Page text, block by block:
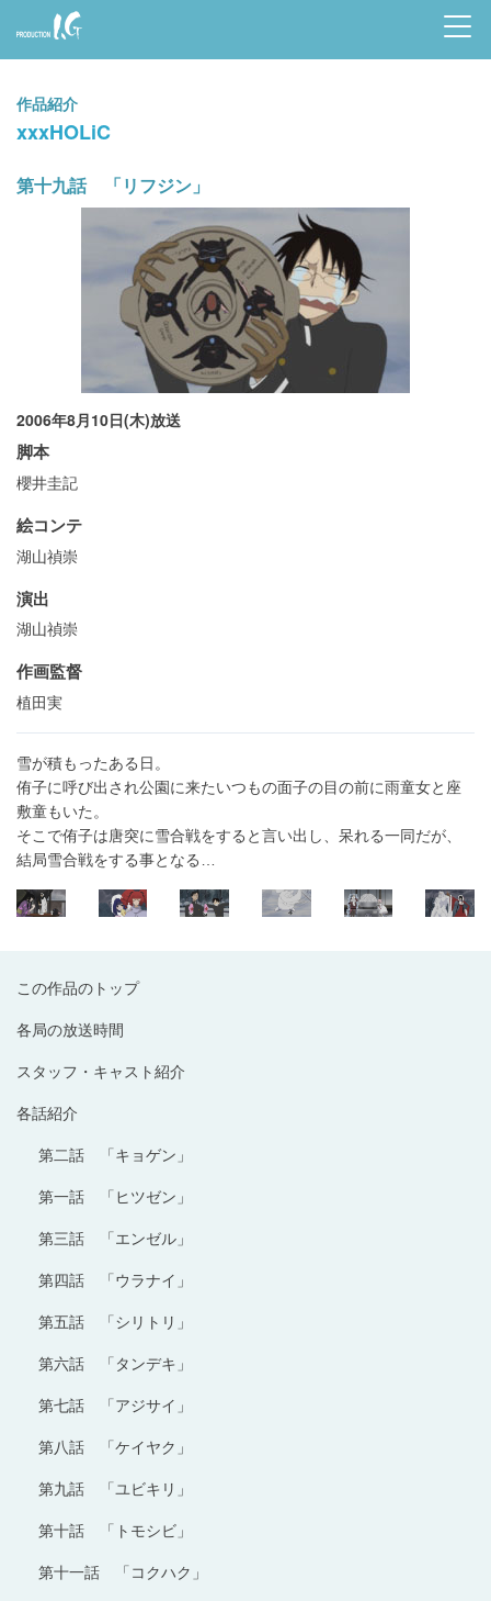
Prod
uctio
n I.G
作品紹介
xxxHOLiC
この作品のトップ
各局の放送時間
スタッフ・キャスト紹介
各話紹介
第二話 「キョゲン」
第一話 「ヒツゼン」
第三話 「エンゼル」
第四話 「ウラナイ」
第五話 「シリトリ」
第六話 「タンデキ」
第七話 「アジサイ」
第八話 「ケイヤク」
第九話 「ユビキリ」
第十話 「トモシビ」
第十一話 「コクハク」
第十九話 「リフジン」
2006年8月10日(木)放送
脚本
櫻井圭記
絵コンテ
湖山禎崇
演出
湖山禎崇
作画監督
植田実
雪が積もったある日。
侑子に呼び出され公園に来たいつもの面子の目の前に雨童女と座
敷童もいた。
そこで侑子は唐突に雪合戦をすると言い出し、呆れる一同だが、
結局雪合戦をする事となる…